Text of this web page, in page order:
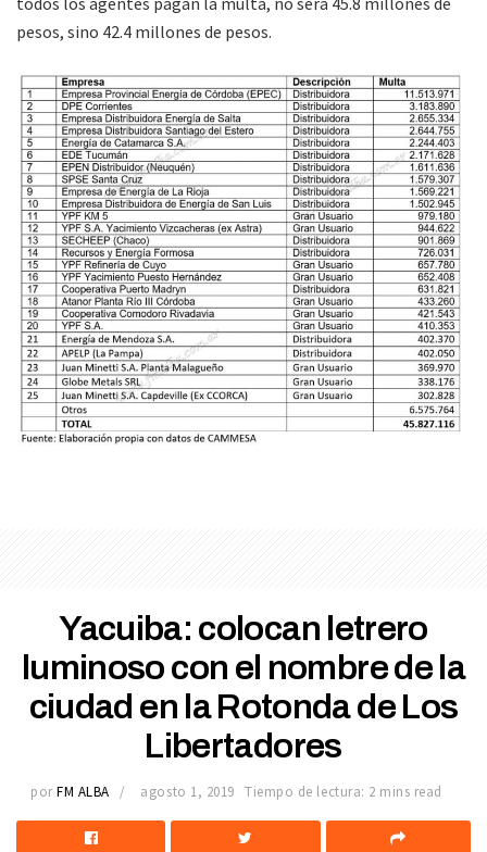
pesos, sino 42.4 millones de pesos.
Yacuiba: colocan letrero
luminoso con el nombre de la
ciudad en la Rotonda de Los
Libertadores
por FM ALBA agosto 1, 2019 Tiempo de lectura: 2 mins read